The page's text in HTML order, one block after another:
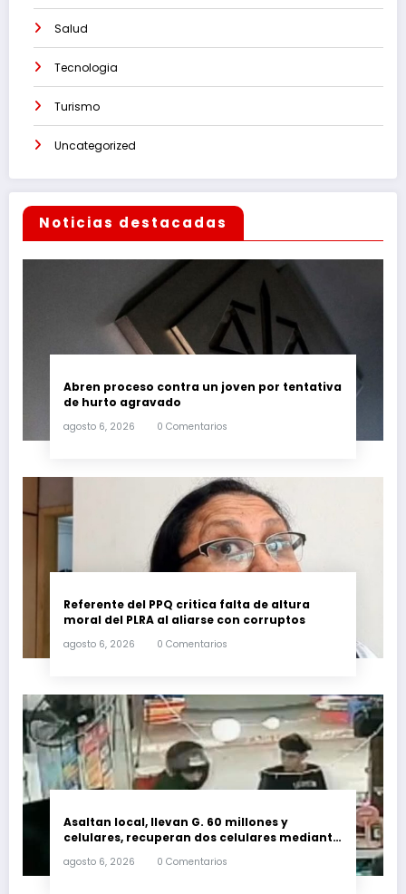
Salud
Tecnologia
Turismo
Uncategorized
Noticias destacadas
Abren proceso contra un joven por tentativa
de hurto agravado
agosto 6, 2026 0 Comentarios
Referente del PPQ critica falta de altura
moral del PLRA al aliarse con corruptos
agosto 6, 2026 0 Comentarios
Asaltan local, llevan G. 60 millones y
celulares, recuperan dos celulares mediante
agosto 6, 2026 0 Comentarios